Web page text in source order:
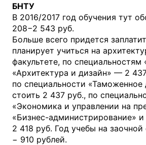
БНТУ
В 2016/2017 год обучения тут
208−2 543 руб.
Больше всего придется
планирует учиться на
факультете, по специальностям
«Архитектура и дизайн» — 2
по специальности «Таможенное
стоить 2 437 руб., по
«Экономика и управлении на
«Бизнес-администрирование»
2 418 руб. Год учебы на
− 910 рублей.